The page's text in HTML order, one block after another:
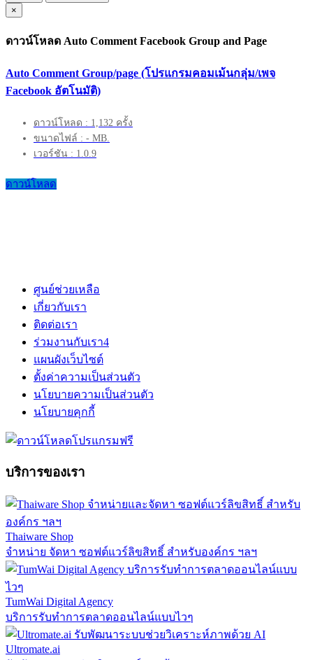
×
ดาวน์โหลด Auto Comment Facebook Group and Page
Auto Comment Group/page (โปรแกรมคอมเม้นกลุ่ม/เพจ
Facebook อัตโนมัติ)
ดาวน์โหลด : 1,132 ครั้ง
ขนาดไฟล์ : - MB.
เวอร์ชัน : 1.0.9
ดาวน์โหลด
ศูนย์ช่วยเหลือ
เกี่ยวกับเรา
ติดต่อเรา
ร่วมงานกับเรา4
แผนผังเว็บไซต์
ตั้งค่าความเป็นส่วนตัว
นโยบายความเป็นส่วนตัว
นโยบายคุกกี้
บริการของเรา
Thaiware Shop
จำหน่าย จัดหา ซอฟต์แวร์ลิขสิทธิ์ สำหรับองค์กร ฯลฯ
TumWai Digital Agency
บริการรับทำการตลาดออนไลน์แบบไวๆ
Ultromate.ai